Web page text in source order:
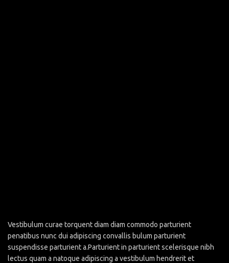
Vestibulum curae torquent diam diam commodo parturient
penatibus nunc dui adipiscing convallis bulum parturient
suspendisse parturient a.Parturient in parturient scelerisque nibh
lectus quam a natoque adipiscing a vestibulum hendrerit et